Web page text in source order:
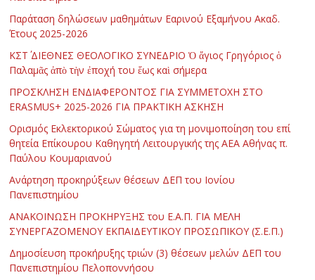
Παράταση δηλώσεων μαθημάτων Εαρινού Εξαμήνου Ακαδ.
Έτους 2025-2026
ΚΣΤ΄ ΔΙΕΘΝΕΣ ΘΕΟΛΟΓΙΚΟ ΣΥΝΕΔΡΙΟ Ὁ ἅγιος Γρηγόριος ὁ
Παλαμᾶς ἀπὸ τὴν ἐποχή του ἕως καὶ σήμερα
ΠΡΟΣΚΛΗΣΗ ΕΝΔΙΑΦΕΡΟΝΤΟΣ ΓΙΑ ΣΥΜΜΕΤΟΧΗ ΣΤΟ
ERASMUS+ 2025-2026 ΓΙΑ ΠΡΑΚΤΙΚΗ ΑΣΚΗΣΗ
Ορισμός Εκλεκτορικού Σώματος για τη μονιμοποίηση του επί
θητεία Επίκουρου Καθηγητή Λειτουργικής της ΑΕΑ Αθήνας π.
Παύλου Κουμαριανού
Ανάρτηση προκηρύξεων θέσεων ΔΕΠ του Ιονίου
Πανεπιστημίου
ΑΝΑΚΟΙΝΩΣΗ ΠΡΟΚΗΡΥΞΗΣ του Ε.Α.Π. ΓΙΑ ΜΕΛΗ
ΣΥΝΕΡΓΑΖΟΜΕΝΟΥ ΕΚΠΑΙΔΕΥΤΙΚΟΥ ΠΡΟΣΩΠΙΚΟΥ (Σ.Ε.Π.)
Δημοσίευση προκήρυξης τριών (3) θέσεων μελών ΔΕΠ του
Πανεπιστημίου Πελοποννήσου